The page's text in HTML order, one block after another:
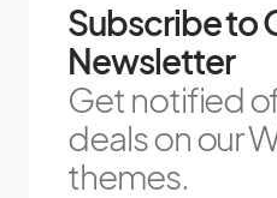
Subscribe to
Newsletter
Get notified
deals on our
themes.